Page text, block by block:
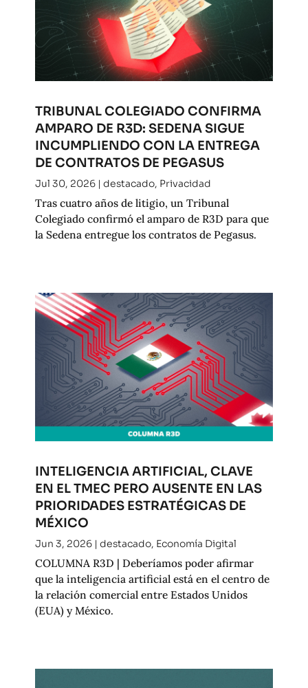
TRIBUNAL COLEGIADO CONFIRMA
AMPARO DE R3D: SEDENA SIGUE
INCUMPLIENDO CON LA ENTREGA
DE CONTRATOS DE PEGASUS
Jul 30, 2026| destacado, Privacidad
Tras cuatro años de litigio, un Tribunal
Colegiado confirmó el amparo de R3D para que
la Sedena entregue los contratos de Pegasus.
INTELIGENCIA ARTIFICIAL, CLAVE
EN EL TMEC PERO AUSENTE EN LAS
PRIORIDADES ESTRATÉGICAS DE
MÉXICO
Jun 3, 2026| destacado, Economía Digital
COLUMNA R3D | Deberíamos poder afirmar
que la inteligencia artificial está en el centro de
la relación comercial entre Estados Unidos
(EUA) y México.